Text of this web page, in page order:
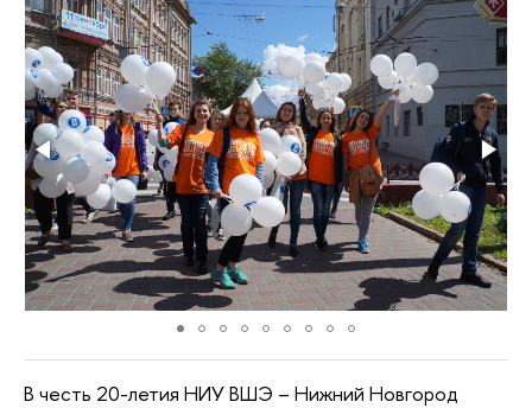
В честь 20-летия НИУ ВШЭ – Нижний Новгород